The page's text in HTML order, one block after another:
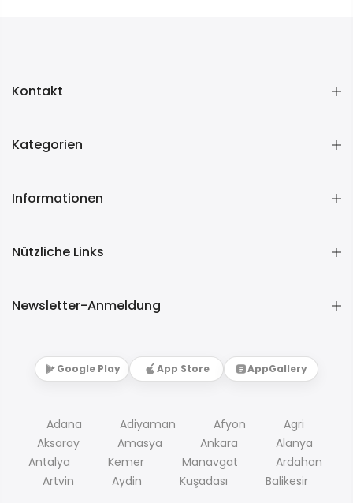
Kontakt
Kategorien
Informationen
Nützliche Links
Newsletter-Anmeldung
Google Play App Store AppGallery
Adana Adiyaman Afyon
Agri
Aksaray
Amasya Ankara
Alanya
Antalya
Kemer Manavgat
Ardahan
Artvin
Aydin Kuşadası Balikesir